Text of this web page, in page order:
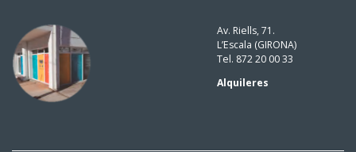
Av. Riells, 71.
L’Escala (GIRONA)
Tel. 872 20 00 33
Alquileres